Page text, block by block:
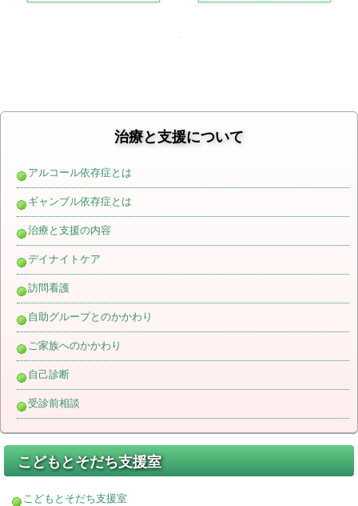
治療と支援について
アルコール依存症とは
ギャンブル依存症とは
治療と支援の内容
デイナイトケア
訪問看護
自助グループとのかかわり
ご家族へのかかわり
自己診断
受診前相談
こどもとそだち支援室
こどもとそだち支援室